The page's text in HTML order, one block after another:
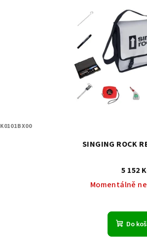
K0101BX00
SINGING ROCK
5 152
Momentálně
Do